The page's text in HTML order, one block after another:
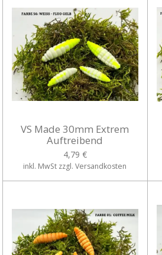
VS Made 30mm Extrem
Auftreibend
4,79 €
inkl. MwSt zzgl. Versandkosten